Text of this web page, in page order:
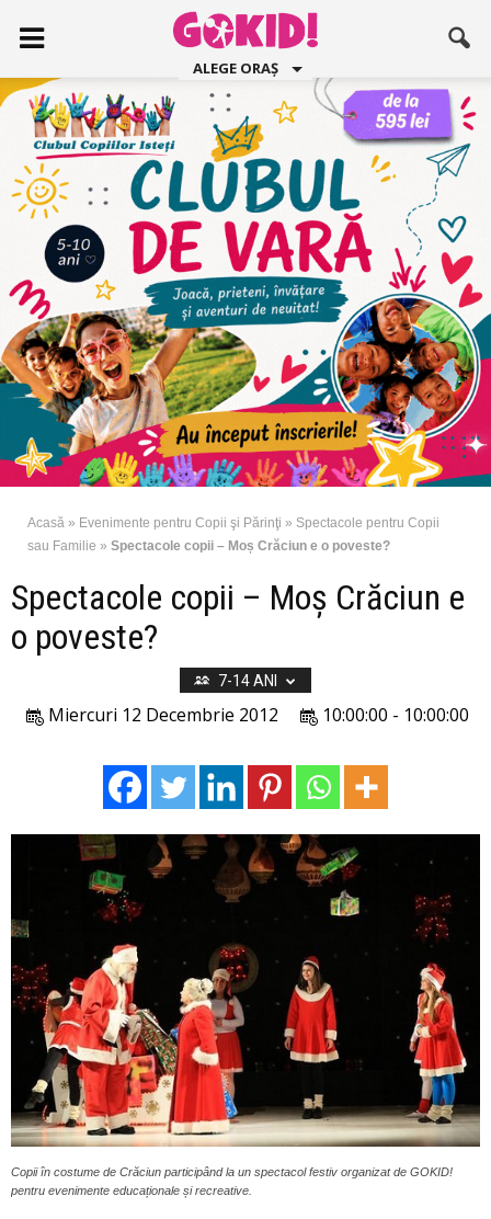
ALEGE ORAȘ
Acasă » Evenimente pentru Copii şi Părinţi » Spectacole pentru Copii
sau Familie » Spectacole copii – Moș Crăciun e o poveste?
Spectacole copii – Moș Crăciun e
o poveste?
7-14 ANI
10:00:00 - 10:00:00
Miercuri 12 Decembrie 2012
Copii în costume de Crăciun participând la un spectacol festiv organizat de GOKID!
pentru evenimente educaționale și recreative.